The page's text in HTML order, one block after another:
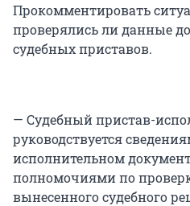
Прокомментировать
проверялись ли данные
судебных приставов.
— Судебный пристав-
руководствуется
исполнительном
полномочиями по
вынесенного судебного